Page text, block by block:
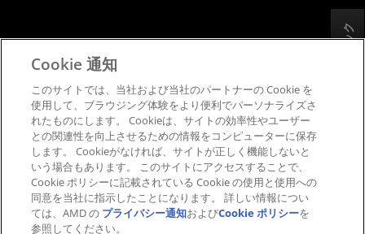
フィードバック
財務情報
取締役会
SEC 提出書類
プライバシー
商標
サプライ チェーンの透明性
公正でオープンな競争
英国税務戦略
Cookie ポリシー
Cookie の設定
Cookie 通知
このサイトでは、当社および当社のパートナーの Cookie を
使用して、ブラウジング体験をより便利でパーソナライズさ
れたものにします。 Cookieは、サイトの効率性やユーザー
との関連性を向上させるための情報をコンピューターに保存
します。 Cookieがなければ、サイトが正しく機能しないと
いう場合もあります。 このサイトにアクセスすることで、
Cookie ポリシーに記載されている Cookie の使用と使用への
同意を当社に指示したことになります。 詳しい情報につい
ては、AMD の プライバシー通知およびCookie ポリシーを
参照してください。